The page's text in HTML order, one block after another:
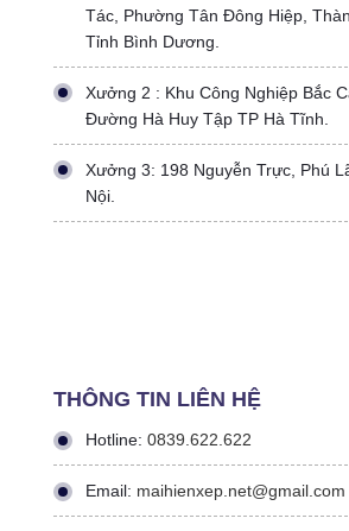
Tác, Phường Tân Đông Hiệp,
Tỉnh Bình Dương.
Xưởng 2 : Khu Công Nghiệp Bắc
Đường Hà Huy Tập TP Hà Tĩnh.
Xưởng 3: 198 Nguyễn Trực, Phú
Nội.
THÔNG TIN LIÊN HỆ
Hotline: 0839.622.622
Email: maihienxep.net@gmail.com